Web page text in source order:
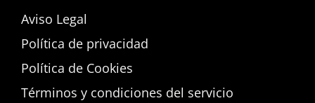
Aviso Legal
Política de privacidad
Política de Cookies
Términos y condiciones del servicio